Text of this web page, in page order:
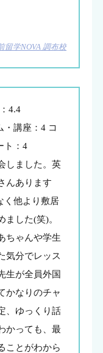
留学NOVA 調布校
4.4
・講座：4 コ
ト：4
しました。英
んあります
く他より敷居
ました(笑)。
ちゃんや学生
気分でレッス
生が全員外国
かなりのチャ
、ゆっくり話
かっても、最
ことがわから